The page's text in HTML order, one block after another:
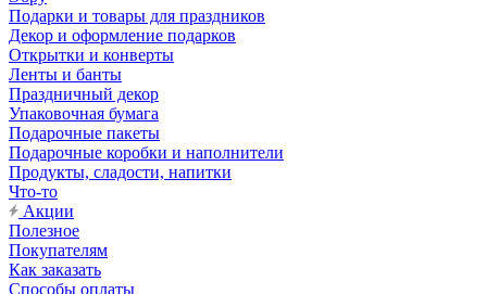
Подарки и товары для праздников
Декор и оформление подарков
Открытки и конверты
Ленты и банты
Праздничный декор
Упаковочная бумага
Подарочные пакеты
Подарочные коробки и наполнители
Продукты, сладости, напитки
Что-то
Акции
Полезное
Покупателям
Как заказать
Способы оплаты